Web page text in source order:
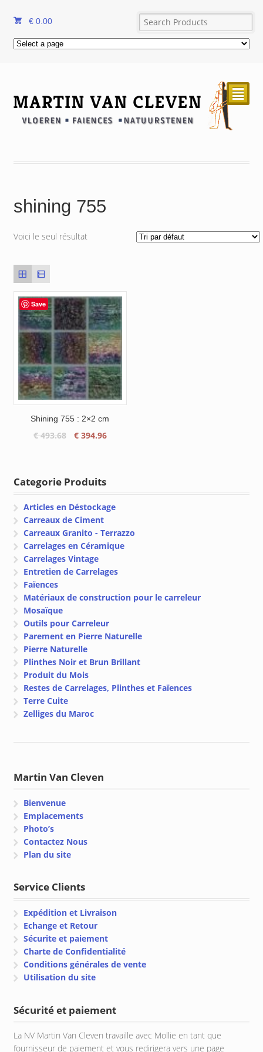
€ 0.00
²
shining 755
Voici le seul résultat
Save
Shining 755 : 2×2 cm
€493.68
Le
€ 493.68.
€394.96Le
€ 394.96.
Categorie Produits
Articles en Déstockage
Carreaux de Ciment
Carreaux Granito - Terrazzo
Carrelages en Céramique
Carrelages Vintage
Entretien de Carrelages
Faïences
Matériaux de construction pour le carreleur
Mosaïque
Outils pour Carreleur
Parement en Pierre Naturelle
Pierre Naturelle
Plinthes Noir et Brun Brillant
Produit du Mois
Restes de Carrelages, Plinthes et Faïences
Terre Cuite
Zelliges du Maroc
Martin Van Cleven
Bienvenue
Emplacements
Photo’s
Contactez Nous
Plan du site
Service Clients
Expédition et Livraison
Echange et Retour
Sécurite et paiement
Charte de Confidentialité
Conditions générales de vente
Utilisation du site
Sécurité et paiement
La NV Martin Van Cleven travaille avec Mollie en tant que
fournisseur de paiement et vous redirigera vers une page